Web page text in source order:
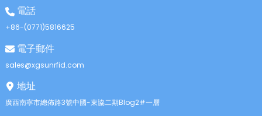
電話
+86-(0771)5816625
電子郵件
sales@xgsunrfid.com
地址
廣西南寧市總佈路3號中國-東協二期Blog2#一層